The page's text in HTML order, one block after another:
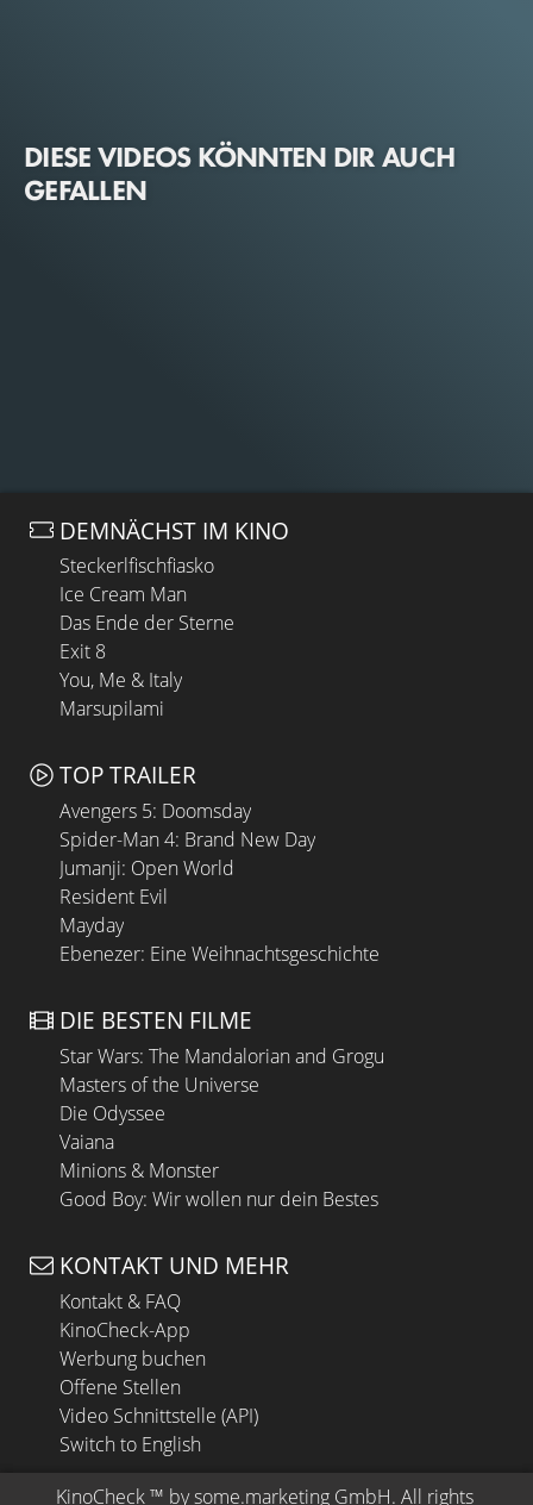
DIESE VIDEOS KÖNNTEN DIR AUCH
GEFALLEN
DEMNÄCHST IM KINO
Steckerlfischfiasko
Ice Cream Man
Das Ende der Sterne
Exit 8
You, Me & Italy
Marsupilami
TOP TRAILER
Avengers 5: Doomsday
Spider-Man 4: Brand New Day
Jumanji: Open World
Resident Evil
Mayday
Ebenezer: Eine Weihnachtsgeschichte
DIE BESTEN FILME
Star Wars: The Mandalorian and Grogu
Masters of the Universe
Die Odyssee
Vaiana
Minions & Monster
Good Boy: Wir wollen nur dein Bestes
KONTAKT UND MEHR
Kontakt & FAQ
KinoCheck-App
Werbung buchen
Offene Stellen
Video Schnittstelle (API)
Switch to English
KinoCheck ™ by some.marketing GmbH. All rights